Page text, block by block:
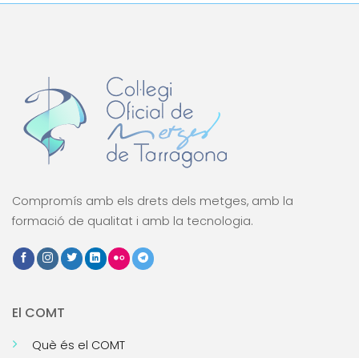
Compromís amb els drets dels metges, amb la
formació de qualitat i amb la tecnologia.
El COMT
Què és el COMT